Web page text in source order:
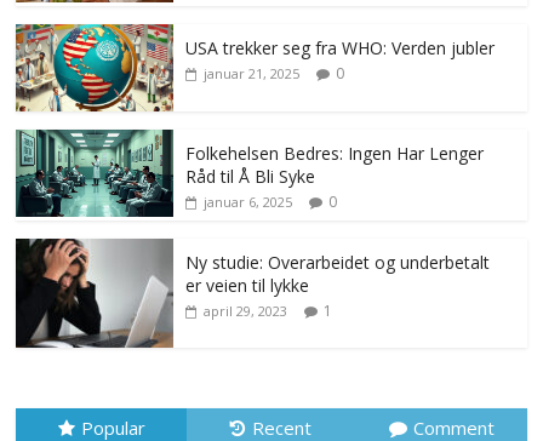
USA trekker seg fra WHO: Verden jubler
januar 21, 2025 0
Folkehelsen Bedres: Ingen Har Lenger
Råd til Å Bli Syke
januar 6, 2025 0
Ny studie: Overarbeidet og underbetalt
er veien til lykke
april 29, 2023 1
Popular Recent Comment